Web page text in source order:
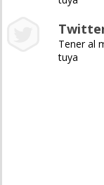
Tener al
tuya